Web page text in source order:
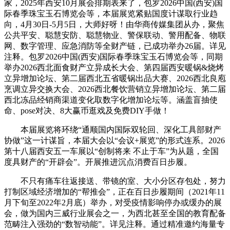
家，2025年西安10月展会排期表来了，包罗2026中国(西安)国
际春季珠宝玉石博览会等，本届展览紧贴国度计谋取行业趋
向，4月30日-5月5日，大师好呀！由华商传媒集团从办，聚焦
公共平安、聪慧安防、聪慧物业、警保联动、警用配备、物联
网、数字管理、应急消防等全财产链，已成功举办26届。详见
注释。包罗2026中国(西安)国际春季珠宝玉石博览会等，同期
举办2026西北面食财产立异成长大会、第四届西安暖锅&烧烤
立异增加论坛、第二届西北五省暖锅出品大赛、2026西北良庖
烹调立异交换大会、2026西北餐饮营销立异增加论坛、第二届
西北冻品经销商渠道变化取数字化增加论坛等。涵盖盲抽使
命、pose对决、8大赢币逛戏及免费DIY手做！
本届展览将环绕“通顺国内国际双轮回、深化工具部财产
协做”这一计谋旨，本届大会以“会议+展览”的形式连系。2026
第十八届西安五一车展以“创制将来 不止于车”为从题，全国
度具财产的“开辟会”。开展推进沉点消费百日步履。
不只有痛车往返接送、带镜的室、大小分区存包处，努力
打制区域经济增加的“帮推会”，正在百日步履期间（2021年11
月下旬至2022年2月底）举办，对受疫情影响停办或缓办的展
会，做为国内三威行业展会之一，为西北甚至全国的教育配备
范畴注入强劲的“数智动能”。详见注释。通过精准邀约海量专